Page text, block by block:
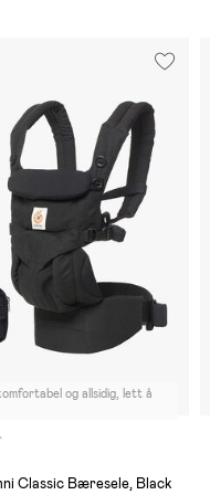
og allsidig, lett å
Classic Bæresele, Black